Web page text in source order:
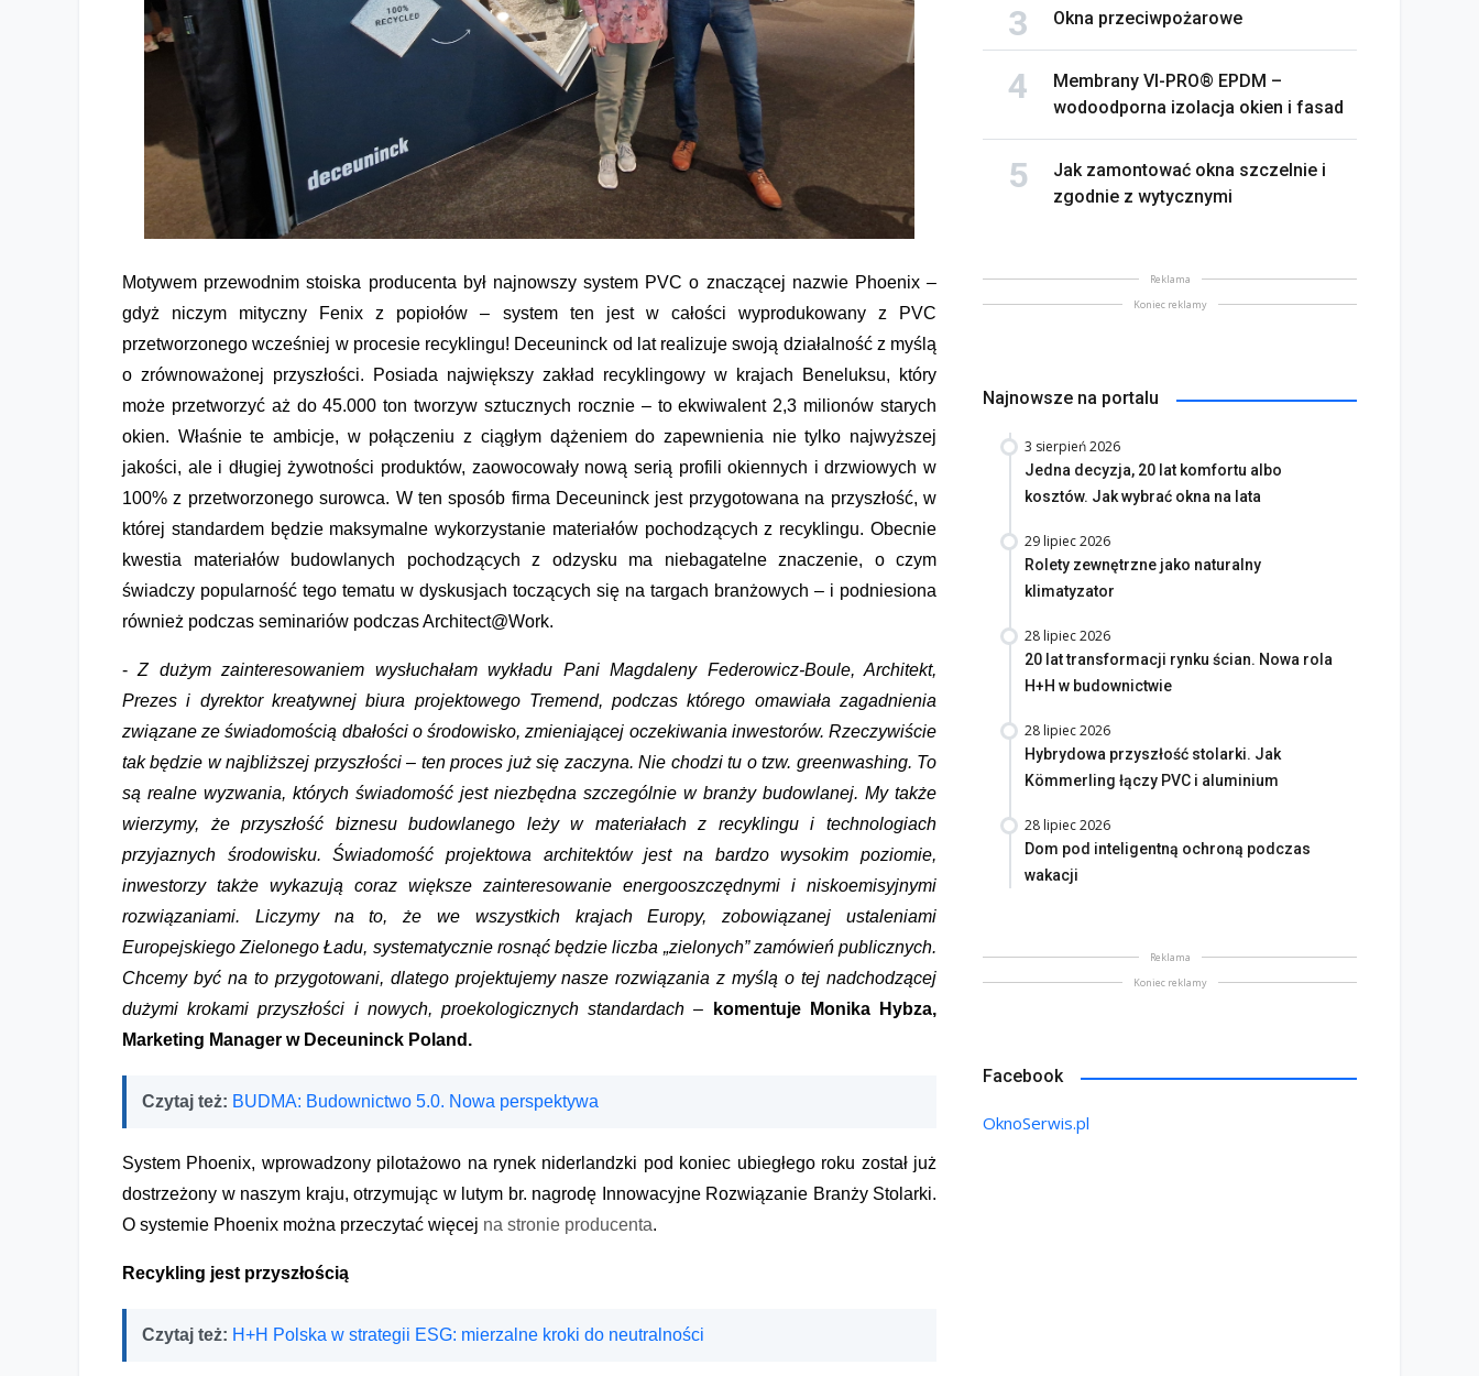
Motywem przewodnim stoiska producenta był najnowszy system PVC o znaczącej nazwie Phoenix –
gdyż niczym mityczny Fenix z popiołów – system ten jest w całości wyprodukowany z PVC
przetworzonego wcześniej w procesie recyklingu! Deceuninck od lat realizuje swoją działalność z myślą
o zrównoważonej przyszłości. Posiada największy zakład recyklingowy w krajach Beneluksu, który
może przetworzyć aż do 45.000 ton tworzyw sztucznych rocznie – to ekwiwalent 2,3 milionów starych
okien. Właśnie te ambicje, w połączeniu z ciągłym dążeniem do zapewnienia nie tylko najwyższej
jakości, ale i długiej żywotności produktów, zaowocowały nową serią profili okiennych i drzwiowych w
100% z przetworzonego surowca. W ten sposób firma Deceuninck jest przygotowana na przyszłość, w
której standardem będzie maksymalne wykorzystanie materiałów pochodzących z recyklingu. Obecnie
kwestia materiałów budowlanych pochodzących z odzysku ma niebagatelne znaczenie, o czym
świadczy popularność tego tematu w dyskusjach toczących się na targach branżowych – i podniesiona
również podczas seminariów podczas Architect@Work.
-Z dużym zainteresowaniem wysłuchałam wykładu Pani Magdaleny Federowicz-Boule, Architekt,
Prezes i dyrektor kreatywnej biura projektowego Tremend, podczas którego omawiała zagadnienia
związane ze świadomością dbałości o środowisko, zmieniającej oczekiwania inwestorów. Rzeczywiście
tak będzie w najbliższej przyszłości – ten proces już się zaczyna. Nie chodzi tu o tzw. greenwashing. To
są realne wyzwania, których świadomość jest niezbędna szczególnie w branży budowlanej. My także
wierzymy, że przyszłość biznesu budowlanego leży w materiałach z recyklingu i technologiach
przyjaznych środowisku. Świadomość projektowa architektów jest na bardzo wysokim poziomie,
inwestorzy także wykazują coraz większe zainteresowanie energooszczędnymi i niskoemisyjnymi
rozwiązaniami. Liczymy na to, że we wszystkich krajach Europy, zobowiązanej ustaleniami
Europejskiego Zielonego Ładu, systematycznie rosnąć będzie liczba „zielonych” zamówień publicznych.
Chcemy być na to przygotowani, dlatego projektujemy nasze rozwiązania z myślą o tej nadchodzącej
dużymi krokami przyszłości i nowych, proekologicznych standardach–
komentuje Monika Hybza,
Marketing Manager w Deceuninck Poland.
Czytaj też: BUDMA: Budownictwo 5.0. Nowa perspektywa
System Phoenix, wprowadzony pilotażowo na rynek niderlandzki pod koniec ubiegłego roku został już
dostrzeżony w naszym kraju, otrzymując w lutym br. nagrodę Innowacyjne Rozwiązanie Branży Stolarki.
O systemie Phoenix można przeczytać więcej na stronie producenta.
Recykling jest przyszłością
Czytaj też: H+H Polska w strategii ESG: mierzalne kroki do neutralności
Okna przeciwpożarowe
Membrany VI-PRO® EPDM –
wodoodporna izolacja okien i fasad
Jak zamontować okna szczelnie i
zgodnie z wytycznymi
Reklama
Koniec reklamy
Najnowsze na portalu
3 sierpień 2026
Jedna decyzja, 20 lat komfortu albo
kosztów. Jak wybrać okna na lata
29 lipiec 2026
Rolety zewnętrzne jako naturalny
klimatyzator
28 lipiec 2026
20 lat transformacji rynku ścian. Nowa rola
H+H w budownictwie
28 lipiec 2026
Hybrydowa przyszłość stolarki. Jak
Kömmerling łączy PVC i aluminium
28 lipiec 2026
Dom pod inteligentną ochroną podczas
wakacji
Reklama
Koniec reklamy
Facebook
OknoSerwis.pl